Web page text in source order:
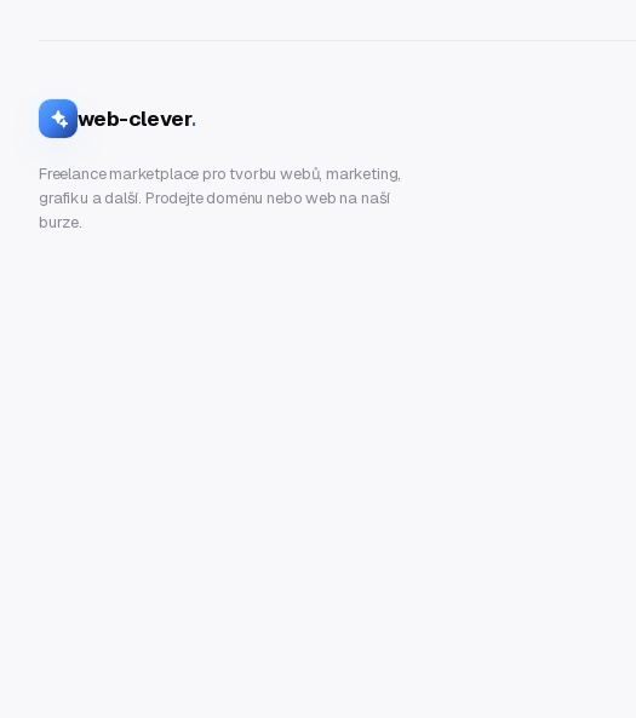
web-clever.
Freelance marketplace pro tvorbu webů, marketing,
grafiku a další. Prodejte doménu nebo web na naší
burze.